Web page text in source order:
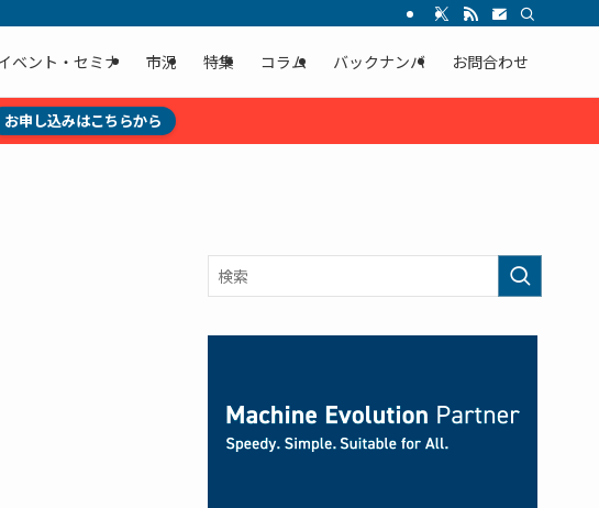
ベント・セミナ 市況 特集 コラム バックナンバ お問合わせ
お申し込みはこちらから